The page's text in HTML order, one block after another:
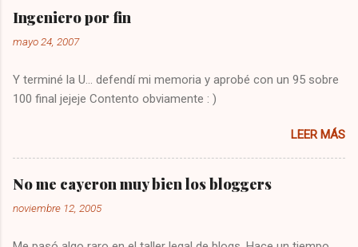
en google y encontré la solución : Presionar
una vez la tecla CBL Presionar sin soltar la
Dejo constancia de la solución por si alguien
más tiene el mismo problema, y también para
Ingeniero por fin
mayo 24, 2007
Y terminé la U... defendí mi memoria y aprobé con un 95 sobre
100 final jejeje Contento obviamente : )
LEER MÁS
No me cayeron muy bien los bloggers
noviembre 12, 2005